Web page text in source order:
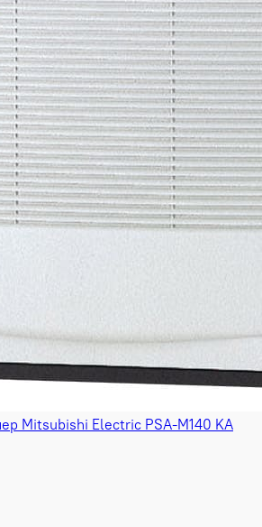
Mitsubishi Electric PSA-M140 KA